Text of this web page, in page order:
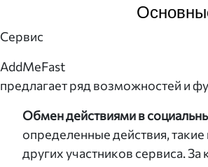
Сервис
AddMeFast
предлагает ряд возможностей и
Обмен действиями в
определенные действия,
других участников сервиса.